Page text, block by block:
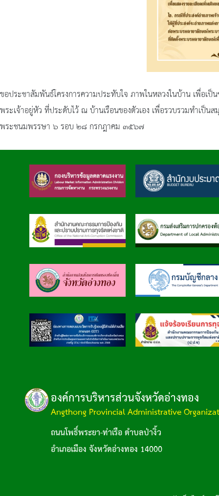
ขอประชาสัมพันธ์โครงการความประทับใจ ภาพในหลวงในบ้าน เพื่อเ
พระเจ้าอยู่หัว ที่ประดับไว้ ณ บ้านเรือนของตัวเอง เพื่อรวบรวมทำเป็น
พระชนมพรรษา ๖ รอบ ๒๘ กรกฎาคม ๓๕๖๗
องค์การบริหารส่วนจังหวัดอ่างทอง
Angthong Provincial Administrative
ถนนโพธิ์พระยา-ท่าเรือ ตำบลป่างิ้ว
อำเภอเมือง จังหวัดอ่างทอง 14000